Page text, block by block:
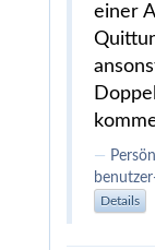
einer
Details